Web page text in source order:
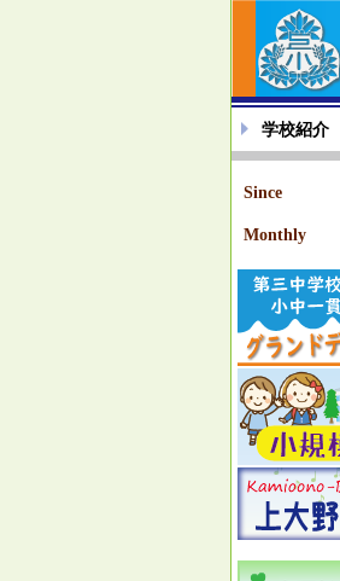
学校紹介
Since
Monthly